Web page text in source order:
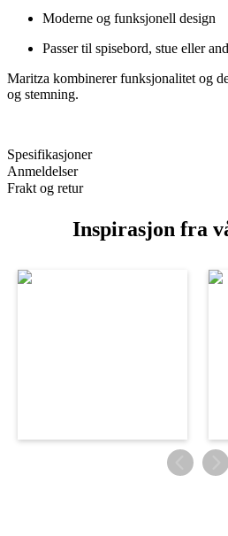
Moderne og funksjonell design
Passer til spisebord, stue eller
Maritza kombinerer funksjonalitet og
og stemning.
Spesifikasjoner
Anmeldelser
Frakt og retur
Inspirasjon fra